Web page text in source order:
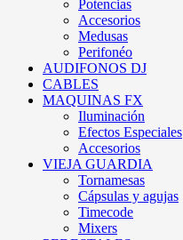
Potencias
Accesorios
Medusas
Perifonéo
AUDIFONOS DJ
CABLES
MAQUINAS FX
Iluminación
Efectos Especiales
Accesorios
VIEJA GUARDIA
Tornamesas
Cápsulas y agujas
Timecode
Mixers